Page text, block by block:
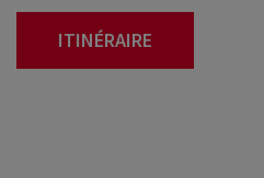
ITINÉRAIRE